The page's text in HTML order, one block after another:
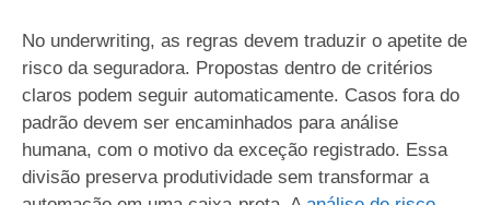
No underwriting, as regras devem traduzir o apetite de
risco da seguradora. Propostas dentro de critérios
claros podem seguir automaticamente. Casos fora do
padrão devem ser encaminhados para análise
humana, com o motivo da exceção registrado. Essa
divisão preserva produtividade sem transformar a